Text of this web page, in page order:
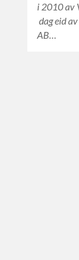
i 2010 av
dag eid
AB…